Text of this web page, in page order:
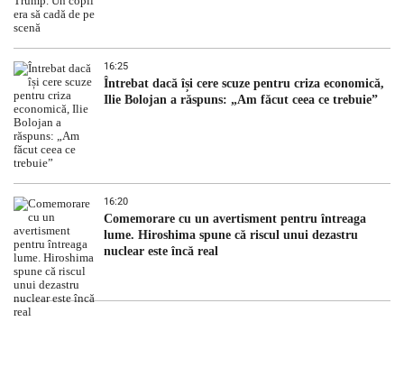
16:25
Întrebat dacă își cere scuze pentru criza economică,
Ilie Bolojan a răspuns: „Am făcut ceea ce trebuie”
16:20
Comemorare cu un avertisment pentru întreaga
lume. Hiroshima spune că riscul unui dezastru
nuclear este încă real